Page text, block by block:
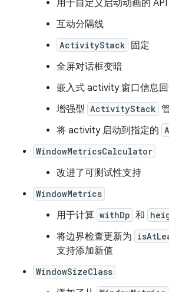
用于自定义启动动画的 API
互动分隔线
ActivityStack
固定
全屏对话框变暗
嵌入式 activity 窗口信息
增强型 ActivityStack
将 activity 启动到指定的
WindowMetricsCalculator
改进了可测试性支持
WindowMetrics
用于计算 withDp 和
将边界检查更新为
支持添加新值
WindowSizeClass